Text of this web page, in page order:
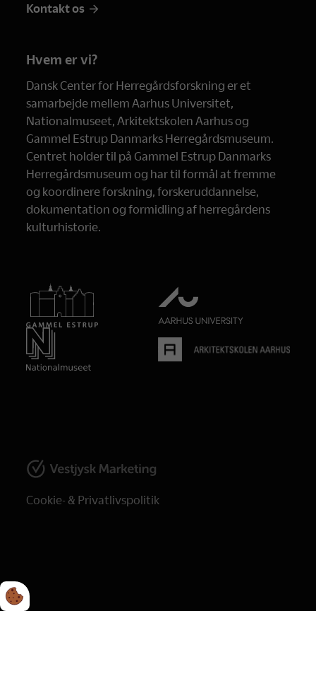
Kontakt os
Hvem er vi?
Dansk Center for Herregårdsforskning er et
samarbejde mellem Aarhus Universitet,
Nationalmuseet, Arkitektskolen Aarhus og
Gammel Estrup Danmarks Herregårdsmuseum.
Centret holder til på Gammel Estrup Danmarks
Herregårdsmuseum og har til formål at fremme
og koordinere forskning, forskeruddannelse,
dokumentation og formidling af herregårdens
kulturhistorie.
Cookie- & Privatlivspolitik